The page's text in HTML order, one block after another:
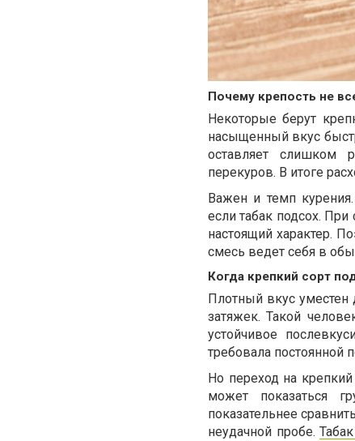
Почему крепость не
Некоторые берут
насыщенный вкус
оставляет слишком
перекуров. В итоге
Важен и темп
если табак подсох. При
настоящий характер.
смесь ведет себя в
Когда крепкий сорт
Плотный вкус уместен
затяжек. Такой
устойчивое
требовала постоянной
Но переход на
может показаться
показательнее
неудачной пробе.